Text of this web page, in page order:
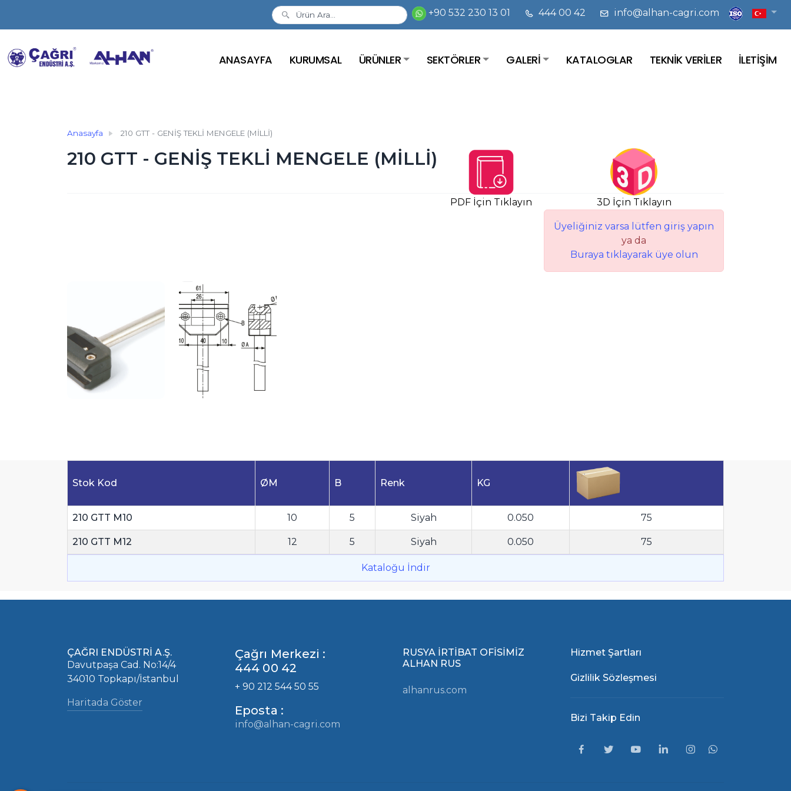
+90 532 230 13 01 444 00 42 info@alhan-cagri.com
ANASAYFA KURUMSAL ÜRÜNLER SEKTÖRLER GALERİ KATALOGLAR TEKNİK VERİLER İLETİŞİM
Anasayfa 210 GTT - GENİŞ TEKLİ MENGELE (MİLLİ)
3D İçin Tıklayın
Üyeliğiniz varsa lütfen giriş yapın
ya da
Buraya tıklayarak üye olun
PDF İçin Tıklayın
210 GTT - GENİŞ TEKLİ MENGELE (MİLLİ)
Stok Kod ØM B Renk KG
210 GTT M10 10 5 Siyah 0.050 75
210 GTT M12 12 5 Siyah 0.050 75
Kataloğu İndir
ÇAĞRI ENDÜSTRİ A.Ş.
Davutpaşa Cad. No:14/4
34010 Topkapı/İstanbul
Haritada Göster
Çağrı Merkezi :
444 00 42
+ 90 212 544 50 55
Eposta :
info@alhan-cagri.com
RUSYA İRTİBAT OFİSİMİZ
ALHAN RUS
alhanrus.com
Hizmet Şartları
Gizlilik Sözleşmesi
Bizi Takip Edin